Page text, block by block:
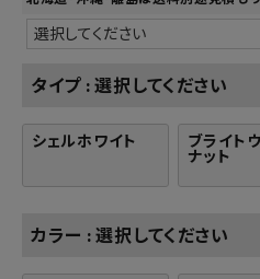
タイプ 選択してください
シェルホワイト ブライト
ナット
カラー 選択してください